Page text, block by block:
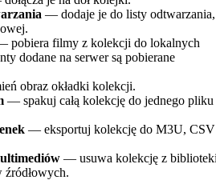
— dodaje je do listy odtwarzania,
pobiera filmy z kolekcji do lokalnych
dodane na serwer są pobierane
obraz okładki kolekcji.
— spakuj całą kolekcję do jednego pliku
— eksportuj kolekcję do M3U, CSV
— usuwa kolekcję z
źródłowych.